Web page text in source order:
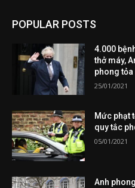
POPULAR POSTS
4.000
thở máy,
phong tỏa
25/01/2021
Mức phạt
quy tắc
05/01/2021
Anh